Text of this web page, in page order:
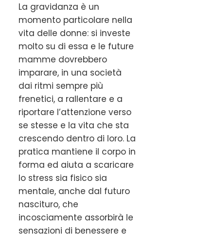
La gravidanza è un
momento particolare nella
vita delle donne: si investe
molto su di essa e le future
mamme dovrebbero
imparare, in una società
dai ritmi sempre più
frenetici, a rallentare e a
riportare l’attenzione verso
se stesse e la vita che sta
crescendo dentro di loro. La
pratica mantiene il corpo in
forma ed aiuta a scaricare
lo stress sia fisico sia
mentale, anche dal futuro
nascituro, che
incosciamente assorbirà le
sensazioni di benessere e